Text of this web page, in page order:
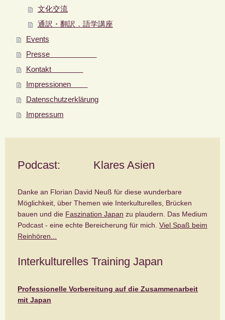
文化交流
通訳・翻訳．語学講座
Events
Presse
Kontakt
Impressionen
Datenschutzerklärung
Impressum
Podcast: Klares Asien
Danke an Florian David Neuß für diese wunderbare
Möglichkeit, über Themen wie Interkulturelles, Brücken
bauen und die Faszination Japan zu plaudern. Das Medium
Podcast - eine echte Bereicherung für mich. Viel Spaß beim
Reinhören...
Interkulturelles Training Japan
Professionelle Vorbereitung auf die Zusammenarbeit
mit Japan